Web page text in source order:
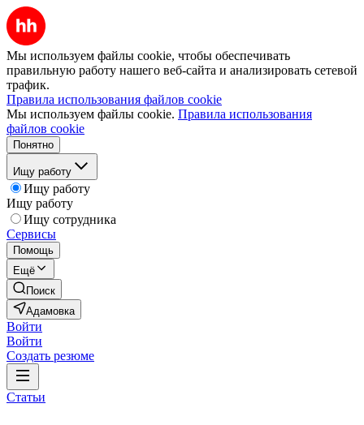
Мы используем файлы cookie, чтобы обеспечивать
правильную работу нашего веб-сайта и анализировать сетевой
трафик.
Правила использования файлов cookie
Мы используем файлы cookie. Правила использования
файлов cookie
Понятно
Ищу работу
Ищу работу
Ищу работу
Ищу сотрудника
Сервисы
Помощь
Ещё
Поиск
Адамовка
Войти
Войти
Создать резюме
Статьи